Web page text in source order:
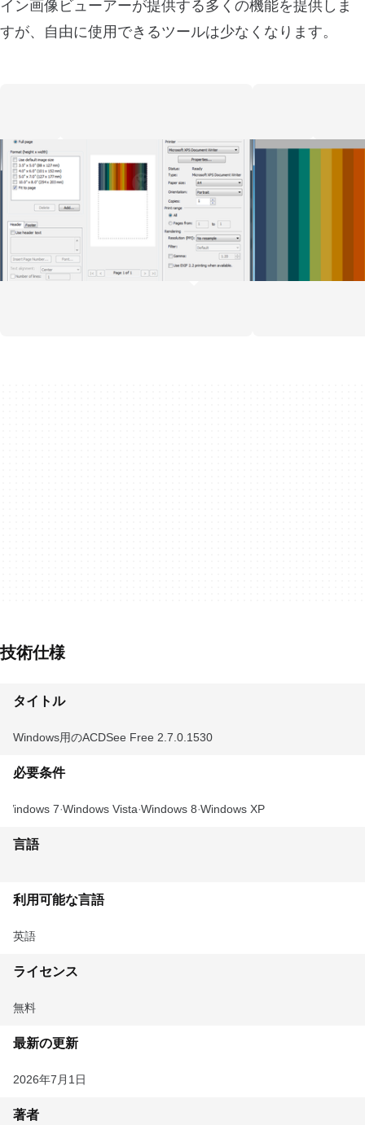
イン画像ビューアーが提供する多くの機能を提供しま
すが、自由に使用できるツールは少なくなります。
技術仕様
タイトル
Windows用のACDSee Free 2.7.0.1530
必要条件
Windows 7 Windows Vista Windows 8 Windows XP
言語
利用可能な言語
英語
ライセンス
無料
最新の更新
2026年7月1日
著者